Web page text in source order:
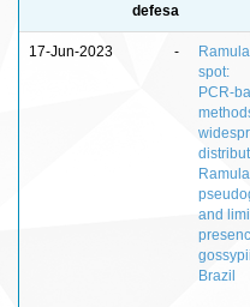
defesa
17-Jun-2023 -
spot:
and
Brazil